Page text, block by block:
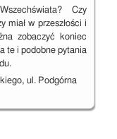
Czy
miał w przeszłości i
zobaczyć koniec
te i podobne pytania
ul. Podgórna